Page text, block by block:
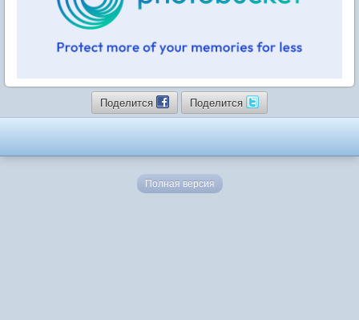
Поделится Поделится
Полная версия